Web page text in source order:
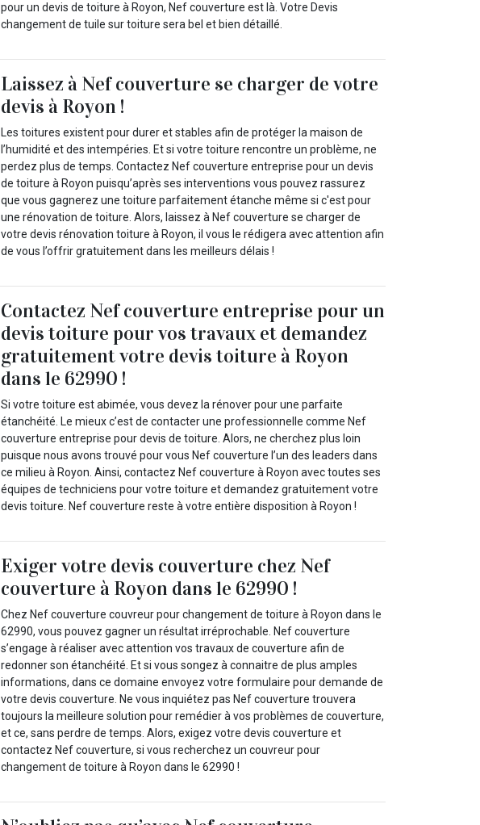
pour un devis de toiture à Royon, Nef couverture est là. Votre Devis
changement de tuile sur toiture sera bel et bien détaillé.
Laissez à Nef couverture se charger de votre
devis à Royon !
Les toitures existent pour durer et stables afin de protéger la maison de
l’humidité et des intempéries. Et si votre toiture rencontre un problème, ne
perdez plus de temps. Contactez Nef couverture entreprise pour un devis
de toiture à Royon puisqu’après ses interventions vous pouvez rassurez
que vous gagnerez une toiture parfaitement étanche même si c'est pour
une rénovation de toiture. Alors, laissez à Nef couverture se charger de
votre devis rénovation toiture à Royon, il vous le rédigera avec attention afin
de vous l’offrir gratuitement dans les meilleurs délais !
Contactez Nef couverture entreprise pour un
devis toiture pour vos travaux et demandez
gratuitement votre devis toiture à Royon
dans le 62990 !
Si votre toiture est abimée, vous devez la rénover pour une parfaite
étanchéité. Le mieux c’est de contacter une professionnelle comme Nef
couverture entreprise pour devis de toiture. Alors, ne cherchez plus loin
puisque nous avons trouvé pour vous Nef couverture l’un des leaders dans
ce milieu à Royon. Ainsi, contactez Nef couverture à Royon avec toutes ses
équipes de techniciens pour votre toiture et demandez gratuitement votre
devis toiture. Nef couverture reste à votre entière disposition à Royon !
Exiger votre devis couverture chez Nef
couverture à Royon dans le 62990 !
Chez Nef couverture couvreur pour changement de toiture à Royon dans le
62990, vous pouvez gagner un résultat irréprochable. Nef couverture
s’engage à réaliser avec attention vos travaux de couverture afin de
redonner son étanchéité. Et si vous songez à connaitre de plus amples
informations, dans ce domaine envoyez votre formulaire pour demande de
votre devis couverture. Ne vous inquiétez pas Nef couverture trouvera
toujours la meilleure solution pour remédier à vos problèmes de couverture,
et ce, sans perdre de temps. Alors, exigez votre devis couverture et
contactez Nef couverture, si vous recherchez un couvreur pour
changement de toiture à Royon dans le 62990 !